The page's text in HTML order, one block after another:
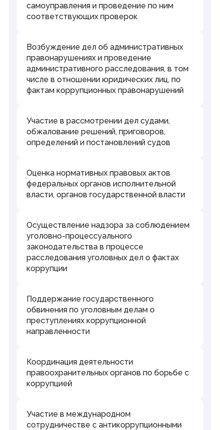
самоуправления и проведение по ним
соответствующих проверок
Возбуждение дел об административных
правонарушениях и проведение
административного расследования, в том
числе в отношении юридических лиц, по
фактам коррупционных правонарушений
Участие в рассмотрении дел судами,
обжалование решений, приговоров,
определений и постановлений судов
Оценка нормативных правовых актов
федеральных органов исполнительной
власти, органов государственной власти
Осуществление надзора за соблюдением
уголовно-процессуального
законодательства в процессе
расследования уголовных дел о фактах
коррупции
Поддержание государственного
обвинения по уголовным делам о
преступлениях коррупционной
направленности
Координация деятельности
правоохранительных органов по борьбе с
коррупцией
Участие в международном
сотрудничестве с антикоррупционными